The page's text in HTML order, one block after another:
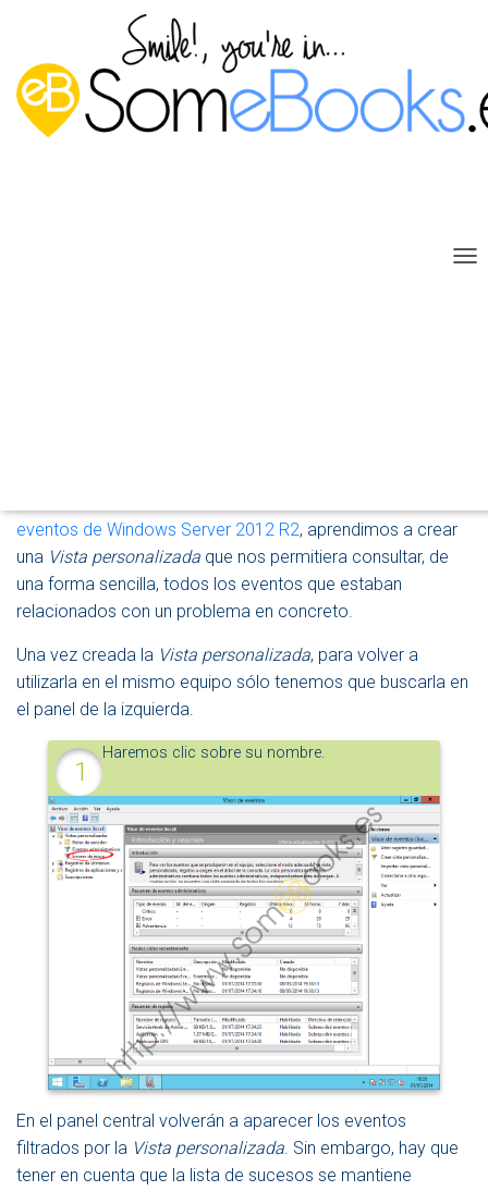
I
eventos de Windows Server 2012 R2, aprendimos a crear
una Vista personalizada que nos permitiera consultar, de
una forma sencilla, todos los eventos que estaban
relacionados con un problema en concreto.
Una vez creada la Vista personalizada, para volver a
utilizarla en el mismo equipo sólo tenemos que buscarla en
el panel de la izquierda.
Haremos clic sobre su nombre.
En el panel central volverán a aparecer los eventos
filtrados por la Vista personalizada. Sin embargo, hay que
tener en cuenta que la lista de sucesos se mantiene